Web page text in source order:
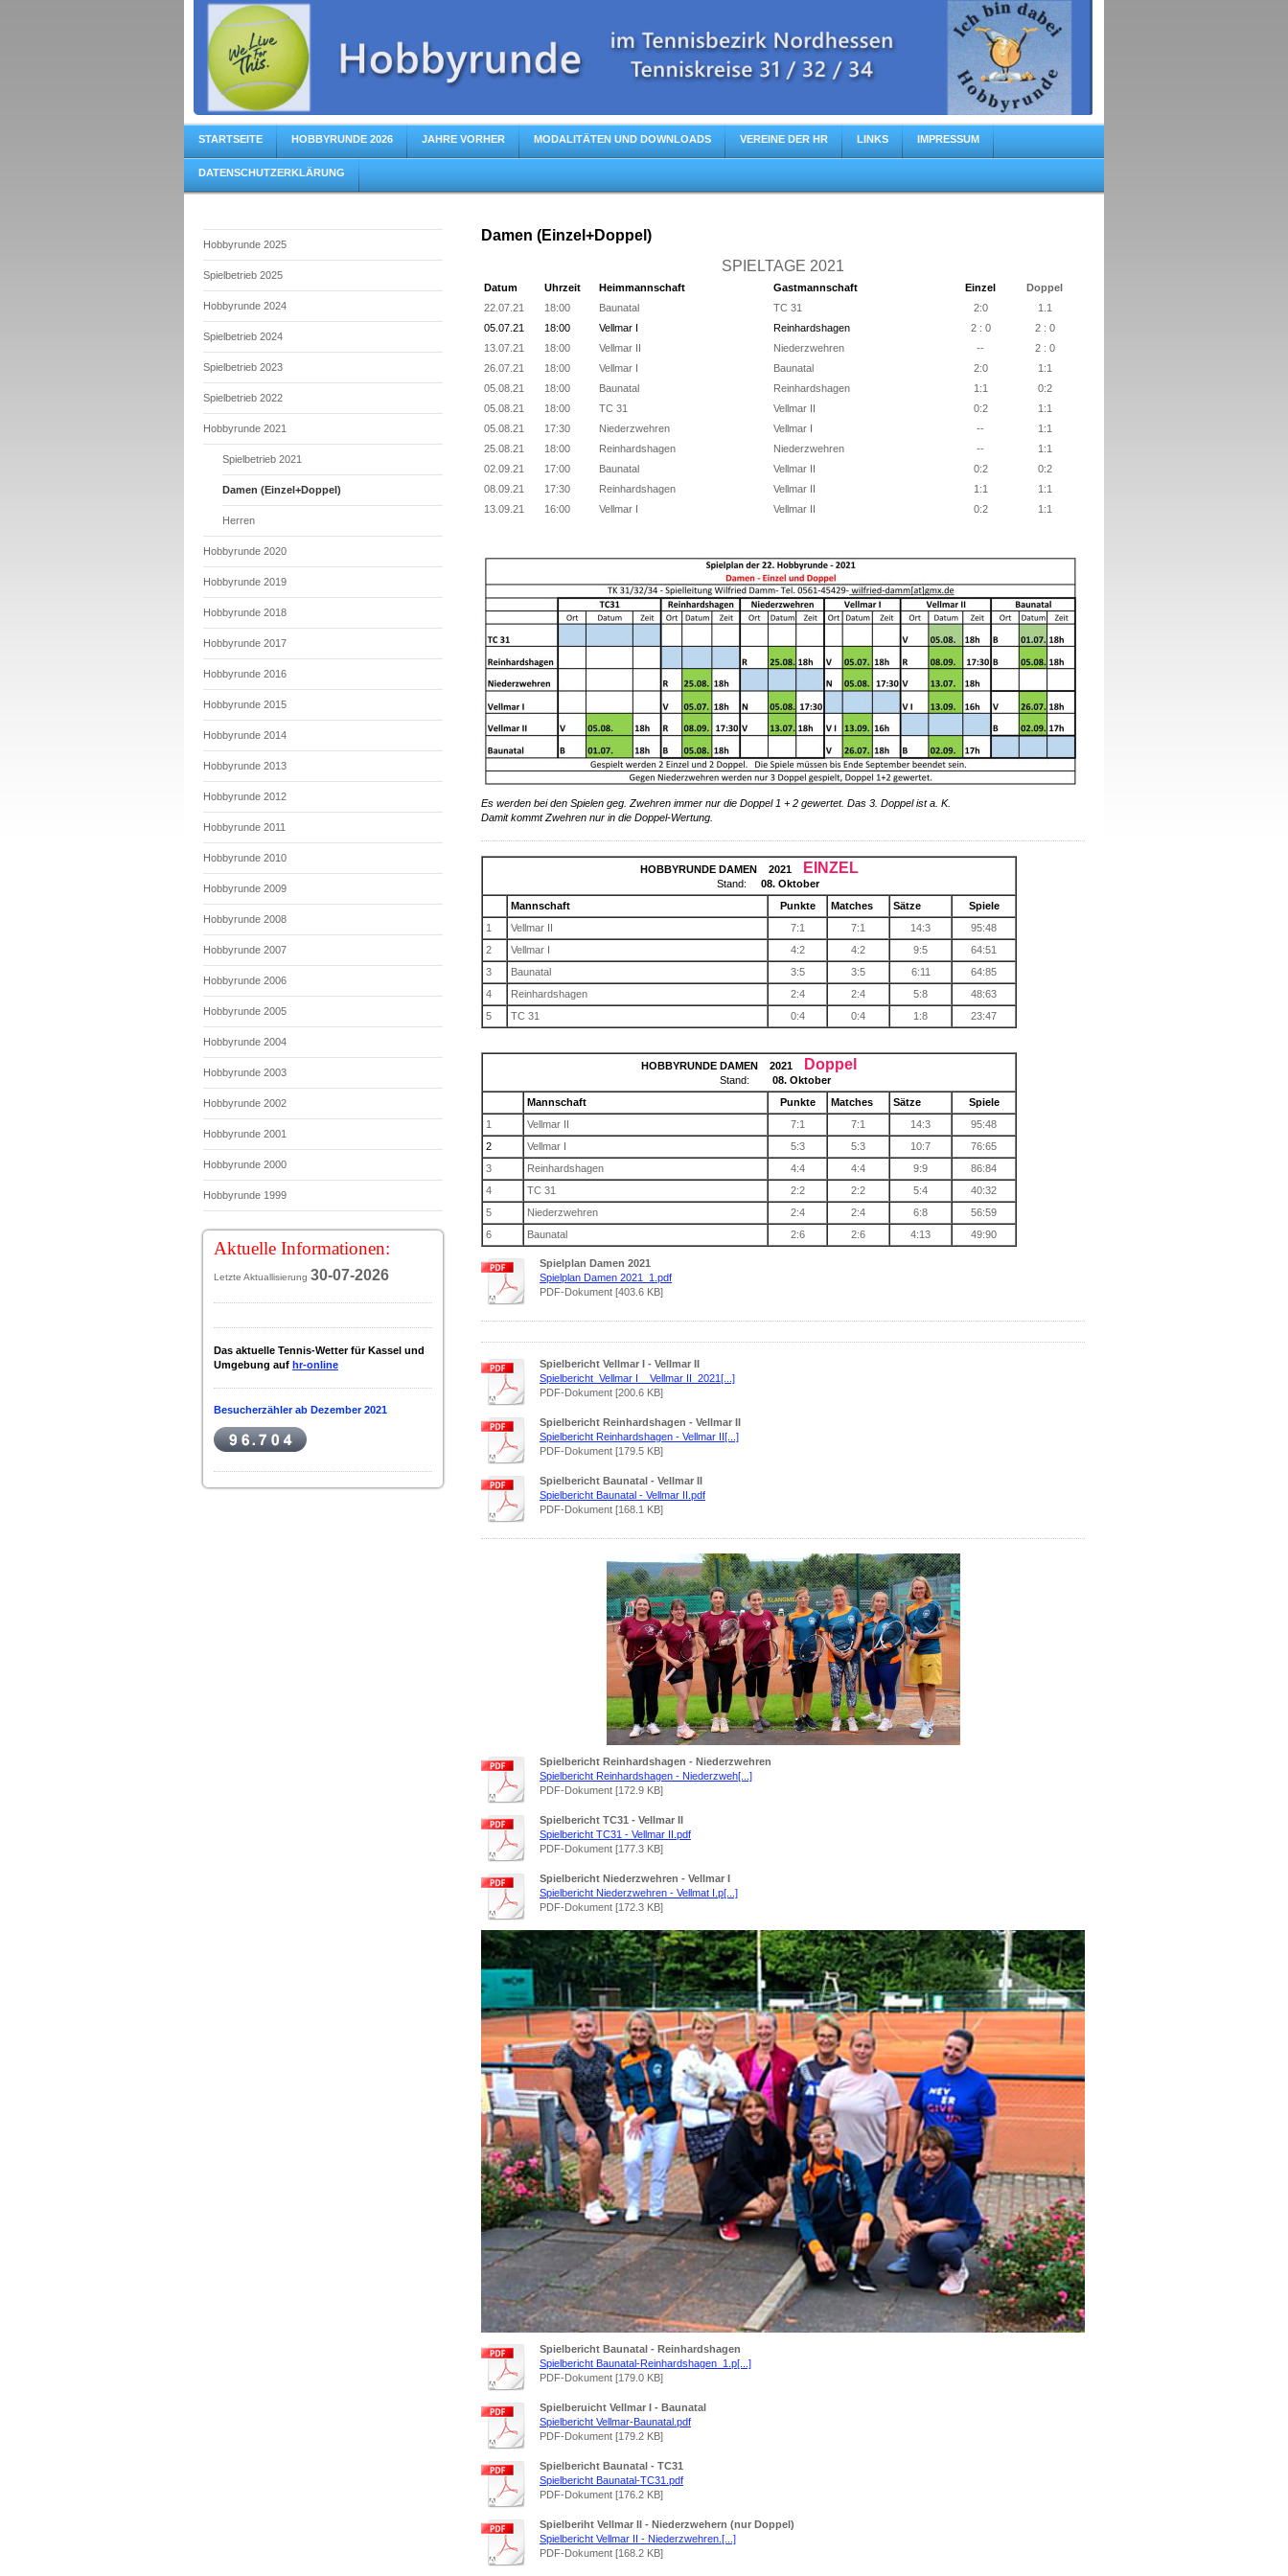
STARTSEITE HOBBYRUNDE 2026 JAHRE VORHER MODALITÄTEN UND DOWNLOADS VEREINE DER HR LINKS IMPRESSUM
DATENSCHUTZERKLÄRUNG
Hobbyrunde 2025
Spielbetrieb 2025
Hobbyrunde 2024
Spielbetrieb 2024
Spielbetrieb 2023
Spielbetrieb 2022
Hobbyrunde 2021
Spielbetrieb 2021
Damen (Einzel+Doppel)
Herren
Hobbyrunde 2020
Hobbyrunde 2019
Hobbyrunde 2018
Hobbyrunde 2017
Hobbyrunde 2016
Hobbyrunde 2015
Hobbyrunde 2014
Hobbyrunde 2013
Hobbyrunde 2012
Hobbyrunde 2011
Hobbyrunde 2010
Hobbyrunde 2009
Hobbyrunde 2008
Hobbyrunde 2007
Hobbyrunde 2006
Hobbyrunde 2005
Hobbyrunde 2004
Hobbyrunde 2003
Hobbyrunde 2002
Hobbyrunde 2001
Hobbyrunde 2000
Hobbyrunde 1999
Aktuelle Informationen:
Letzte Aktuallisierung 30-07-2026
Das aktuelle Tennis-Wetter für Kassel und
Umgebung auf hr-online
Besucherzähler ab Dezember 2021
Damen (Einzel+Doppel)
SPIELTAGE 2021
Datum Uhrzeit Heimmannschaft Gastmannschaft Einzel
Doppel
22.07.21
18:00 Baunatal TC 31 2:0
1.1
05.07.21
18:00 Vellmar I Reinhardshagen 2 : 0
2 : 0
13.07.21
18:00 Vellmar II Niederzwehren --
2 : 0
26.07.21
18:00 Vellmar I Baunatal 2:0
1:1
05.08.21
18:00 Baunatal Reinhardshagen 1:1
0:2
05.08.21
18:00 TC 31 Vellmar II 0:2
1:1
05.08.21
17:30 Niederzwehren Vellmar I --
1:1
25.08.21
18:00 Reinhardshagen Niederzwehren --
1:1
02.09.21
17:00 Baunatal Vellmar II 0:2
0:2
08.09.21
17:30 Reinhardshagen Vellmar II 1:1
1:1
13.09.21
16:00 Vellmar I Vellmar II 0:2 1:1
Es werden bei den Spielen geg. Zwehren immer nur die Doppel 1 + 2 gewertet. Das 3. Doppel ist a. K.
Damit kommt Zwehren nur in die Doppel-Wertung.
HOBBYRUNDE DAMEN 2021 EINZEL
Stand:
08. Oktober
Mannschaft
Punkte Matches Sätze
Spiele
1
Vellmar II 7:1 7:1 14:3
95:48
2
Vellmar I 4:2 4:2 9:5
64:51
3
Baunatal 3:5 3:5 6:11
64:85
4
Reinhardshagen 2:4 2:4 5:8
48:63
5
TC 31 0:4 0:4 1:8 23:47
HOBBYRUNDE DAMEN 2021 Doppel
Stand:
08. Oktober
Mannschaft
Punkte Matches Sätze
Spiele
1
Vellmar II 7:1 7:1 14:3
95:48
2
Vellmar I 5:3 5:3 10:7
76:65
3
Reinhardshagen 4:4 4:4 9:9
86:84
4
TC 31 2:2 2:2 5:4
40:32
5
Niederzwehren 2:4 2:4 6:8
56:59
6
Baunatal 2:6 2:6 4:13 49:90
Spielplan Damen 2021
Spielplan Damen 2021_1.pdf
PDF-Dokument [403.6 KB]
Spielbericht Vellmar I - Vellmar II
Spielbericht_Vellmar I _ Vellmar II_2021[...]
PDF-Dokument [200.6 KB]
Spielbericht Reinhardshagen - Vellmar II
Spielbericht Reinhardshagen - Vellmar II[...]
PDF-Dokument [179.5 KB]
Spielbericht Baunatal - Vellmar II
Spielbericht Baunatal - Vellmar II.pdf
PDF-Dokument [168.1 KB]
Spielbericht Reinhardshagen - Niederzwehren
Spielbericht Reinhardshagen - Niederzweh[...]
PDF-Dokument [172.9 KB]
Spielbericht TC31 - Vellmar II
Spielbericht TC31 - Vellmar II.pdf
PDF-Dokument [177.3 KB]
Spielbericht Niederzwehren - Vellmar I
Spielbericht Niederzwehren - Vellmat I.p[...]
PDF-Dokument [172.3 KB]
Spielbericht Baunatal - Reinhardshagen
Spielbericht Baunatal-Reinhardshagen_1.p[...]
PDF-Dokument [179.0 KB]
Spielberuicht Vellmar I - Baunatal
Spielbericht Vellmar-Baunatal.pdf
PDF-Dokument [179.2 KB]
Spielbericht Baunatal - TC31
Spielbericht Baunatal-TC31.pdf
PDF-Dokument [176.2 KB]
Spielberiht Vellmar II - Niederzwehern (nur Doppel)
Spielbericht Vellmar II - Niederzwehren.[...]
PDF-Dokument [168.2 KB]